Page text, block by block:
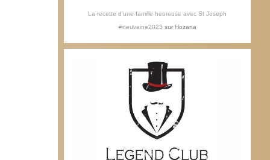
La recette d'une famille heureuse avec St Joseph
#neuvaine2023 sur Hozana